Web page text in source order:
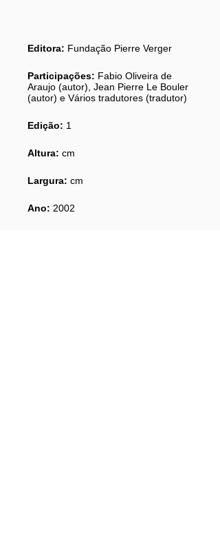
Editora: Fundação Pierre Verger
Participações: Fabio Oliveira de
Araujo (autor), Jean Pierre Le Bouler
(autor) e Vários tradutores (tradutor)
Edição: 1
Altura: cm
Largura: cm
Ano: 2002